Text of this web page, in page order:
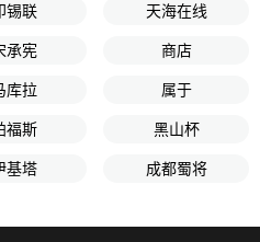
锡联 天海在线
承宪 商店
库拉 属于
福斯 黑山杯
基塔 成都蜀将